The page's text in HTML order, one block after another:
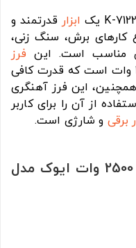
ابزار قدرتمند و
کارهای برش، سنگ زنی،
مناسب است. این فرز
دارای موتوری با توان 2500 وات است که قدرت کافی
همچنین، این فرز آهنگری
از آن را برای کاربر
برقی و شارژی است.
مشخصات فنی فرز آهنگری 2500 وات ایوک مدل